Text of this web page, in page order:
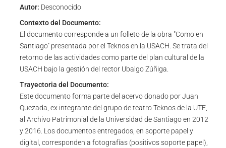
Autor: Desconocido
Contexto del Documento:
El documento corresponde a un folleto de la obra "Como en
Santiago" presentada por el Teknos en la USACH. Se trata del
retorno de las actividades como parte del plan cultural de la
USACH bajo la gestión del rector Ubalgo Zúñiga.
Trayectoria del Documento:
Este documento forma parte del acervo donado por Juan
Quezada, ex integrante del grupo de teatro Teknos de la UTE,
al Archivo Patrimonial de la Universidad de Santiago en 2012
y 2016. Los documentos entregados, en soporte papel y
digital, corresponden a fotografías (positivos soporte papel),